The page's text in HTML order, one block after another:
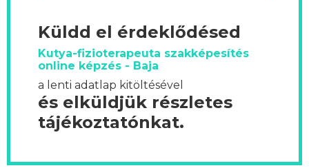
Küldd el érdeklődésed
Kutya-fizioterapeuta szakképesítés
online képzés - Baja
a lenti adatlap kitöltésével
és elküldjük részletes
tájékoztatónkat.